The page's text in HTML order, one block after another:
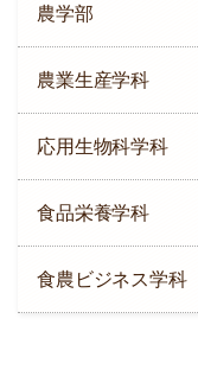
農学部
農業生産学科
応用生物科学科
食品栄養学科
食農ビジネス学科